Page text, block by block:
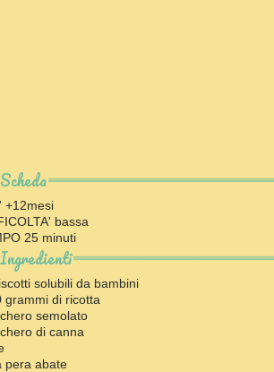
Scheda
+12mesi
bassa
25 minuti
Ingredienti
solubili da bambini
grammi di ricotta
semolato
di canna
pera abate